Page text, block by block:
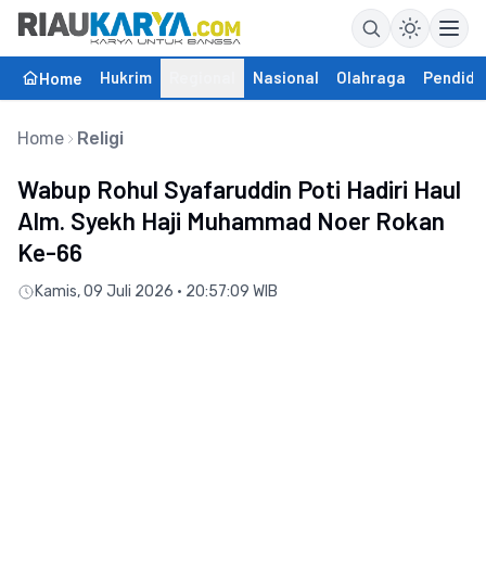
Home Hukrim Nasional Olahraga
Home Religi
Wabup Rohul Syafaruddin Poti Hadiri Haul
Alm. Syekh Haji Muhammad Noer Rokan
Ke-66
Kamis, 09 Juli 2026 • 20:57:09 WIB